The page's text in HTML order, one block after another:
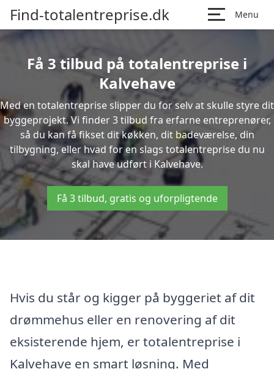
Find-totalentreprise.dk Menu
Få 3 tilbud på totalentreprise i
Kalvehave
Med en totalentreprise slipper du for selv at skulle styre dit
byggeprojekt. Vi finder 3 tilbud fra erfarne entreprenører,
så du kan få fikset dit køkken, dit badeværelse, din
tilbygning, eller hvad for en slags totalentreprise du nu
skal have udført i Kalvehave.
Få 3 tilbud, gratis og uforpligtende
Hvis du står og kigger på byggeriet af dit
drømmehus eller en renovering af dit
eksisterende hjem, er totalentreprise i
Kalvehave en smart løsning. Med